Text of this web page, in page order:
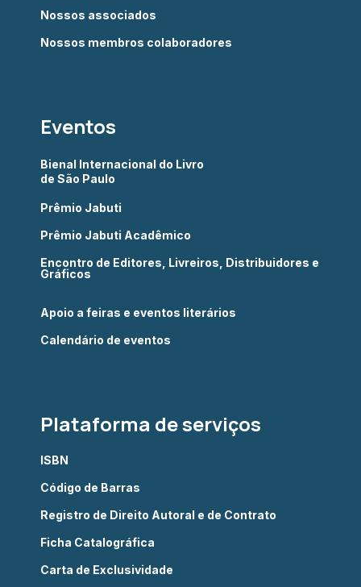
Nossos associados
Nossos membros colaboradores
Eventos
Bienal Internacional do Livro
de São Paulo
Prêmio Jabuti
Prêmio Jabuti Acadêmico
Encontro de Editores, Livreiros, Distribuidores e
Gráficos
Apoio a feiras e eventos literários
Calendário de eventos
Plataforma de serviços
ISBN
Código de Barras
Registro de Direito Autoral e de Contrato
Ficha Catalográfica
Carta de Exclusividade